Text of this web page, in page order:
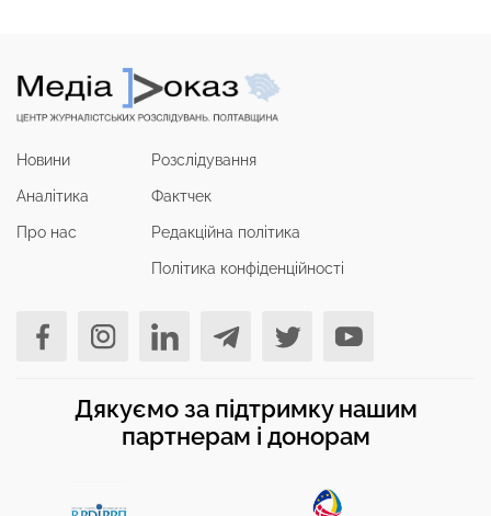
Новини
Аналітика
Про нас
Розслідування
Фактчек
Редакційна політика
Політика конфіденційності
Дякуємо за підтримку нашим
партнерам і донорам